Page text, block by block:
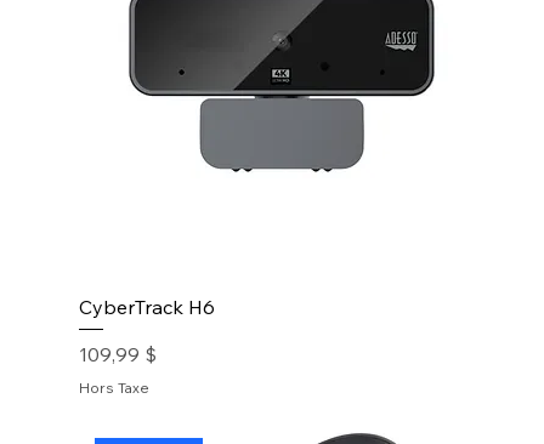
CyberTrack H6
Prix
109,99 $
Hors Taxe